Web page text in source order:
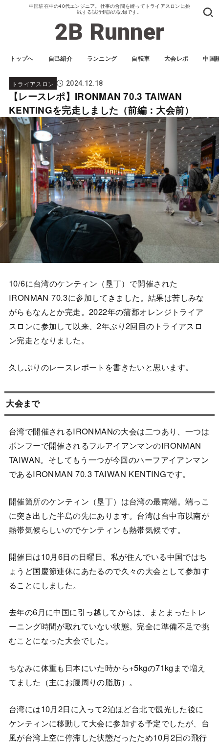
中国駐在中の40代エンジニア。仕事の合間を縫ってトライアスロンに挑
戦する試行錯誤の記録です。
2B Runner
トップへ 自己紹介 ランニング 自転車 大会レポ 中国
トライアスロン 2024.12.18
【レースレポ】IRONMAN 70.3 TAIWAN
KENTINGを完走しました（前編：大会前）
10/6に台湾のケンティン（垦丁）で開催された
IRONMAN 70.3に参加してきました。結果は苦しみな
がらもなんとか完走。2022年の蒲郡オレンジトライア
スロンに参加して以来、2年ぶり2回目のトライアスロ
ン完走となりました。
久しぶりのレースレポートを書きたいと思います。
大会まで
台湾で開催されるIRONMANの大会は二つあり、一つは
ポンフーで開催されるフルアイアンマンのIRONMAN
TAIWAN。そしてもう一つが今回のハーフアイアンマン
であるIRONMAN 70.3 TAIWAN KENTINGです。
開催箇所のケンティン（垦丁）は台湾の最南端。端っこ
に突き出した半島の先にあります。台湾は台中市以南が
熱帯気候らしいのでケンティンも熱帯気候です。
開催日は10月6日の日曜日。私が住んでいる中国ではち
ょうど国慶節連休にあたるので久々の大会として参加す
ることにしました。
去年の6月に中国に引っ越してからは、まとまったトレ
ーニング時間が取れていない状態。完全に準備不足で挑
むことになった大会でした。
ちなみに体重も日本にいた時から+5kgの71kgまで増え
てました（主にお腹周りの脂肪）。
台湾には10月2日に入って2泊ほど台北で観光した後に
ケンティンに移動して大会に参加する予定でしたが、台
風が台湾上空に停滞した状態だったため10月2日の飛行